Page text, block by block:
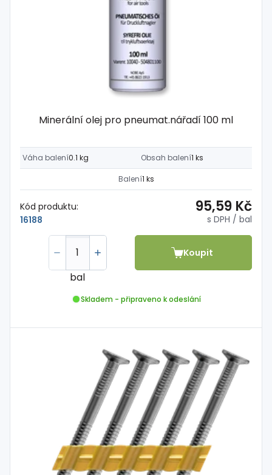
Minerální olej pro pneumat.nářadí 100 ml
Váha balení0.1 kg Obsah balení1 ks
Balení1 ks
Kód produktu:
16188
95,59 Kč
s DPH / bal
bal
Koupit
Skladem - připraveno k odeslání